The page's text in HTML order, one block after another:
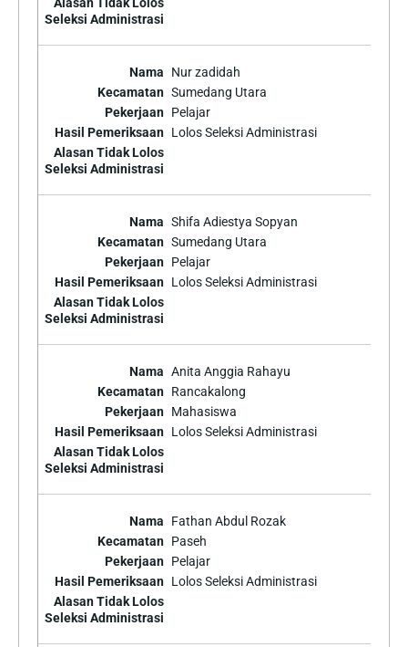
Nur zadidah
Sumedang Utara
Pelajar
Lolos Seleksi Administrasi
Shifa Adiestya Sopyan
Sumedang Utara
Pelajar
Lolos Seleksi Administrasi
Anita Anggia Rahayu
Rancakalong
Mahasiswa
Lolos Seleksi Administrasi
Fathan Abdul Rozak
Paseh
Pelajar
Lolos Seleksi Administrasi